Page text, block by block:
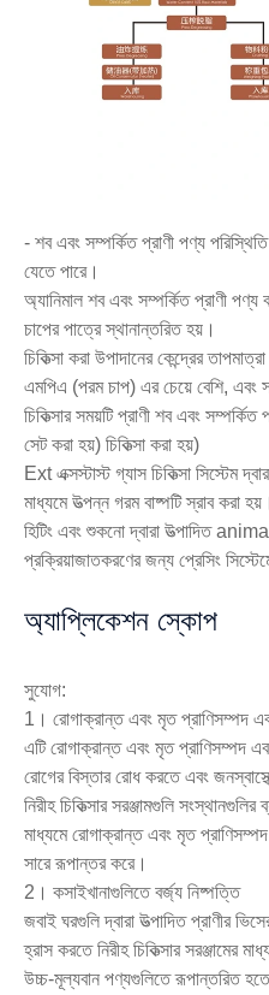
- শব এবং সম্পর্কিত প্রাণী পণ্য
যেতে পারে।
অ্যানিমাল শব এবং সম্পর্কিত প্রাণী পণ্য
চাপের পাত্রে স্থানান্তরিত হয়।
চিকিত্সা করা উপাদানের কেন্দ্রের
এমপিএ (পরম চাপ) এর চেয়ে বেশি, এবং
চিকিত্সার সময়টি প্রাণী শব এবং
সেট করা হয়) চিকিত্সা করা হয়)
Ext এক্সস্টাস্ট গ্যাস চিকিত্সা সিস্টেম
মাধ্যমে উত্পন্ন গরম বাষ্পটি স্রাব করা হয়।
হিটিং এবং শুকনো দ্বারা উত্পাদিত
প্রক্রিয়াজাতকরণের জন্য প্রেসিং
অ্যাপ্লিকেশন স্কোপ
সুযোগ:
1। রোগাক্রান্ত এবং মৃত প্রাণিসম্পদ এবং
এটি রোগাক্রান্ত এবং মৃত প্রাণিসম্পদ
রোগের বিস্তার রোধ করতে এবং
নিরীহ চিকিত্সার সরঞ্জামগুলি
মাধ্যমে রোগাক্রান্ত এবং মৃত
সারে রূপান্তর করে।
2। কসাইখানাগুলিতে বর্জ্য নিষ্পত্তি
জবাই ঘরগুলি দ্বারা উত্পাদিত প্রাণীর
হ্রাস করতে নিরীহ চিকিত্সার সরঞ্জামের
উচ্চ-মূল্যবান পণ্যগুলিতে রূপান্তরিত